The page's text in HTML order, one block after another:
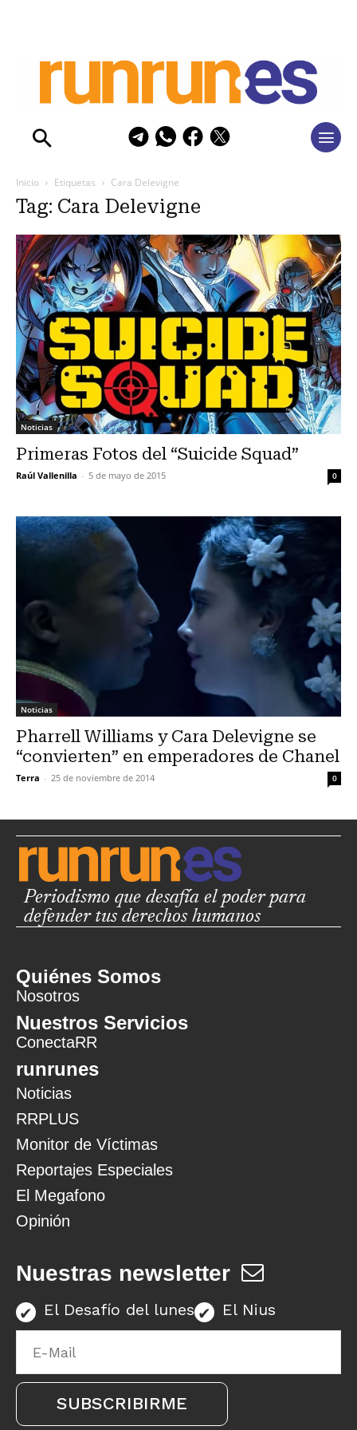
Inicio Etiquetas Cara Delevigne
Tag: Cara Delevigne
Noticias
Primeras Fotos del “Suicide Squad”
Raúl Vallenilla - 5 de mayo de 2015 0
Noticias
Pharrell Williams y Cara Delevigne se
“convierten” en emperadores de Chanel
Terra - 25 de noviembre de 2014 0
Periodismo que desafía el poder para
defender tus derechos humanos
Quiénes Somos
Nosotros
Nuestros Servicios
ConectaRR
runrunes
Noticias
RRPLUS
Monitor de Víctimas
Reportajes Especiales
El Megafono
Opinión
Nuestras newsletter
El Desafío del lunes El Nius